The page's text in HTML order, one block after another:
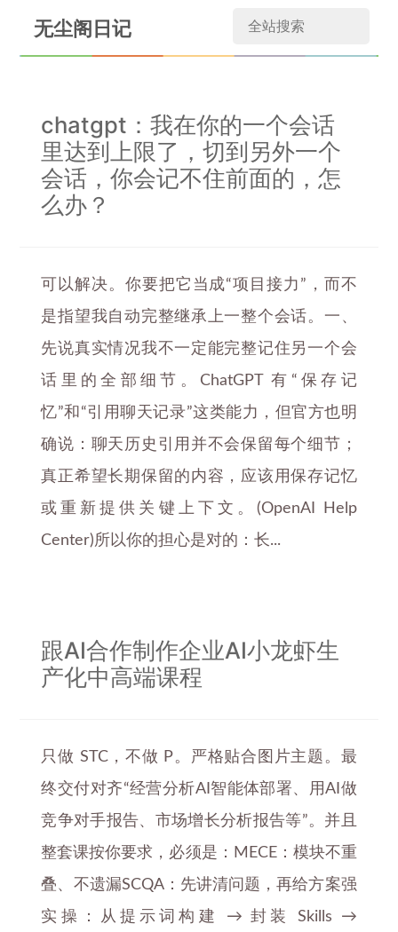
无尘阁日记
chatgpt：我在你的一个会话
里达到上限了，切到另外一个
会话，你会记不住前面的，怎
么办？
可以解决。你要把它当成“项目接力”，而不
是指望我自动完整继承上一整个会话。一、
先说真实情况我不一定能完整记住另一个会
话里的全部细节。ChatGPT 有“保存记
忆”和“引用聊天记录”这类能力，但官方也明
确说：聊天历史引用并不会保留每个细节；
真正希望长期保留的内容，应该用保存记忆
或重新提供关键上下文。(OpenAI Help
Center)所以你的担心是对的：长...
跟AI合作制作企业AI小龙虾生
产化中高端课程
只做 STC，不做 P。严格贴合图片主题。最
终交付对齐“经营分析AI智能体部署、用AI做
竞争对手报告、市场增长分析报告等”。并且
整套课按你要求，必须是：MECE：模块不重
叠、不遗漏SCQA：先讲清问题，再给方案强
实操：从提示词构建 → 封装 Skills →